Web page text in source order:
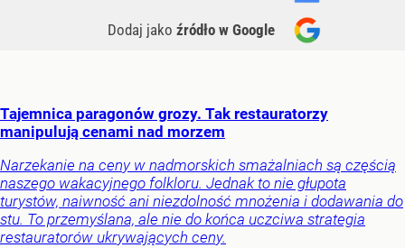
Dodaj jako źródło w Google
Tajemnica paragonów grozy. Tak restauratorzy
manipulują cenami nad morzem
Narzekanie na ceny w nadmorskich smażalniach są częścią
naszego wakacyjnego folkloru. Jednak to nie głupota
turystów, naiwność ani niezdolność mnożenia i dodawania do
stu. To przemyślana, ale nie do końca uczciwa strategia
restauratorów ukrywających ceny.